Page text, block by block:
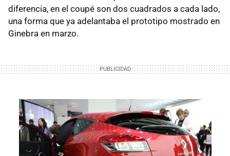
diferencia, en el coupé son dos cuadrados a cada lado,
una forma que ya adelantaba el prototipo mostrado en
Ginebra en marzo.